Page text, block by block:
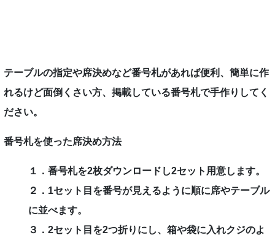
テーブルの指定や席決めなど番号札があれば便利、簡単に作
れるけど面倒くさい方、掲載している番号札で手作りしてく
ださい。
番号札を使った席決め方法
１．番号札を2枚ダウンロードし2セット用意します。
２．1セット目を番号が見えるように順に席やテーブル
に並べます。
３．2セット目を2つ折りにし、箱や袋に入れクジのよ